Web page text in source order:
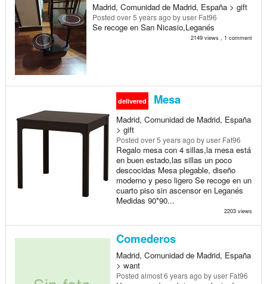
Madrid, Comunidad de Madrid, España > gift
Posted over 5 years ago by user Fat96
Se recoge en San Nicasio,Leganés
2149 views , 1 comment
delivered Mesa
Madrid, Comunidad de Madrid, España
> gift
Posted over 5 years ago by user Fat96
Regalo mesa con 4 sillas,la mesa está
en buen estado,las sillas un poco
descocidas Mesa plegable, diseño
moderno y peso ligero Se recoge en un
cuarto piso sin ascensor en Leganés
Medidas 90*90...
2203 views
Comederos
Madrid, Comunidad de Madrid, España
> want
Posted almost 6 years ago by user Fat96